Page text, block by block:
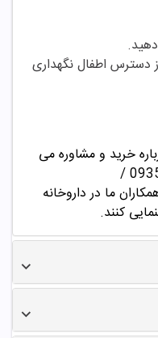
.
دسترس اطفال نگهداری
خرید و مشاوره می
توانید با این شماره ها 09358343612 /
ما در داروخانه
کنند.